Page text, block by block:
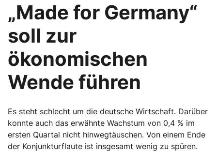
„Made for Germany“
soll zur
ökonomischen
Wende führen
Es steht schlecht um die deutsche Wirtschaft. Darüber
konnte auch das erwähnte Wachstum von 0,4 % im
ersten Quartal nicht hinwegtäuschen. Von einem Ende
der Konjunkturflaute ist insgesamt wenig zu spüren.